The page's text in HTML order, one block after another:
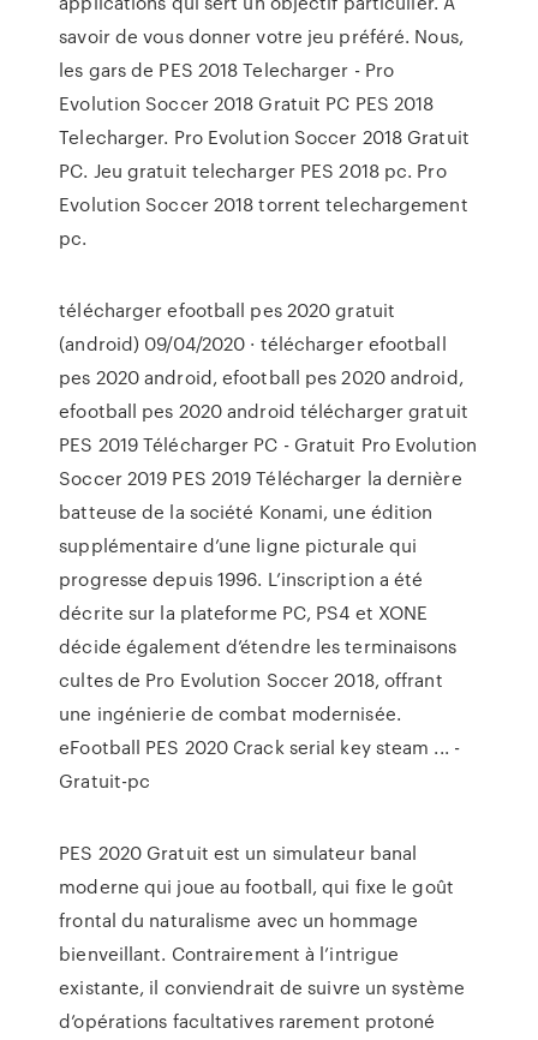
savoir de vous donner votre jeu préféré. Nous,
les gars de PES 2018 Telecharger - Pro
Evolution Soccer 2018 Gratuit PC PES 2018
Telecharger. Pro Evolution Soccer 2018 Gratuit
PC. Jeu gratuit telecharger PES 2018 pc. Pro
Evolution Soccer 2018 torrent telechargement
pc.
télécharger efootball pes 2020 gratuit
(android) 09/04/2020 · télécharger efootball
pes 2020 android, efootball pes 2020 android,
efootball pes 2020 android télécharger gratuit
PES 2019 Télécharger PC - Gratuit Pro Evolution
Soccer 2019 PES 2019 Télécharger la dernière
batteuse de la société Konami, une édition
supplémentaire d’une ligne picturale qui
progresse depuis 1996. L’inscription a été
décrite sur la plateforme PC, PS4 et XONE
décide également d’étendre les terminaisons
cultes de Pro Evolution Soccer 2018, offrant
une ingénierie de combat modernisée.
eFootball PES 2020 Crack serial key steam ... -
Gratuit-pc
PES 2020 Gratuit est un simulateur banal
moderne qui joue au football, qui fixe le goût
frontal du naturalisme avec un hommage
bienveillant. Contrairement à l’intrigue
existante, il conviendrait de suivre un système
d’opérations facultatives rarement protoné